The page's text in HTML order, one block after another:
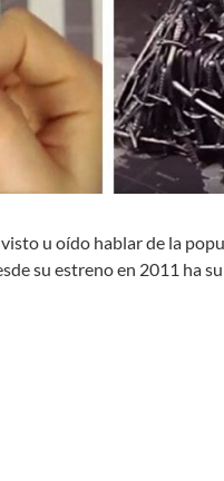
u oído hablar de la
su estreno en 2011 ha